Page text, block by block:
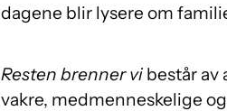
dagene blir lysere om
Resten brenner vi består av
vakre, medmenneskelige